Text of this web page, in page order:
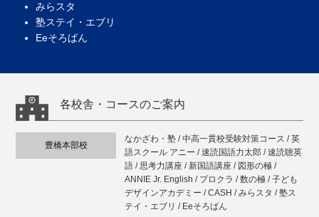
みらスタ
塾ステイ・エブリ
Eeそろばん
各校舎・コースのご案内
豊橋本部校
なかざわ・塾 / 中高一貫校受験対策コース / 英
語スクール アニー / 速読国語力太郎 / 速読聴英
語 / 思考力講座 / 新国語講座 / 図形の極 /
ANNIE Jr. English / プロクラ / 数の極 / 子ども
デザインアカデミー / CASH / みらスタ / 塾ス
テイ・エブリ / Eeそろばん